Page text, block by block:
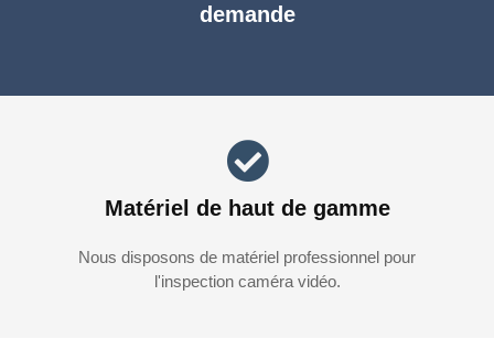
demande
Matériel de haut de gamme
Nous disposons de matériel professionnel pour
l'inspection caméra vidéo.